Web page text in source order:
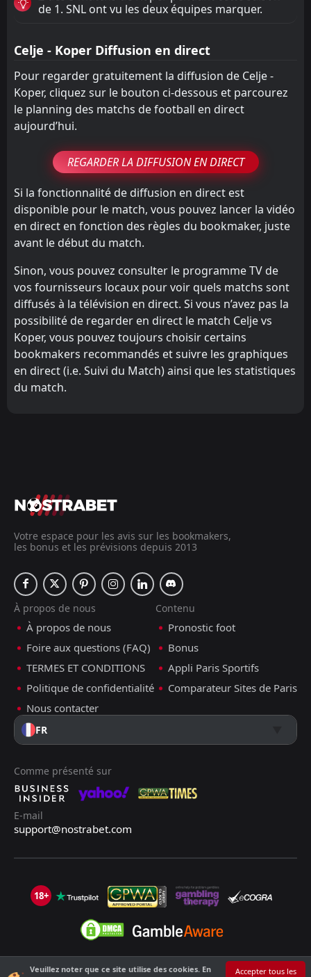
Veuillez noter que ce site utilise des cookies. En
Accepter tous les
de 1. SNL ont vu les deux équipes marquer.
Celje - Koper Diffusion en direct
Pour regarder gratuitement la diffusion de Celje -
Koper, cliquez sur le bouton ci-dessous et parcourez
le planning des matchs de football en direct
aujourd’hui.
REGARDER LA DIFFUSION EN DIRECT
Si la fonctionnalité de diffusion en direct est
disponible pour le match, vous pouvez lancer la vidéo
en direct en fonction des règles du bookmaker, juste
avant le début du match.
Sinon, vous pouvez consulter le programme TV de
vos fournisseurs locaux pour voir quels matchs sont
diffusés à la télévision en direct. Si vous n’avez pas la
possibilité de regarder en direct le match Celje vs
Koper, vous pouvez toujours choisir certains
bookmakers recommandés et suivre les graphiques
en direct (i.e. Suivi du Match) ainsi que les statistiques
du match.
Votre espace pour les avis sur les bookmakers,
les bonus et les prévisions depuis 2013
À propos de nous
À propos de nous
Foire aux questions (FAQ)
TERMES ET CONDITIONS
Politique de confidentialité
Nous contacter
Contenu
Pronostic foot
Bonus
Appli Paris Sportifs
Comparateur Sites de Paris
FR
Comme présenté sur
E-mail
support@nostrabet.com
18+
©2013 - 2026 Nostrabet.com - Tous les droits sont réservés. Ce site n'est